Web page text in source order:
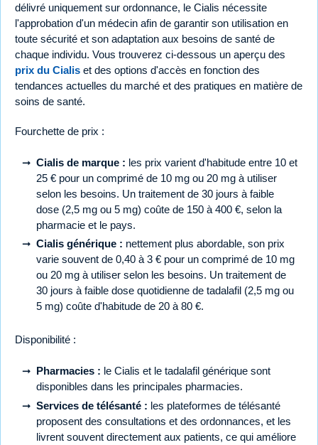
délivré uniquement sur ordonnance, le Cialis nécessite
l'approbation d'un médecin afin de garantir son utilisation en
toute sécurité et son adaptation aux besoins de santé de
chaque individu. Vous trouverez ci-dessous un aperçu des
prix du Cialis et des options d'accès en fonction des
tendances actuelles du marché et des pratiques en matière de
soins de santé.
Fourchette de prix :
Cialis de marque : les prix varient d'habitude entre 10 et
25 € pour un comprimé de 10 mg ou 20 mg à utiliser
selon les besoins. Un traitement de 30 jours à faible
dose (2,5 mg ou 5 mg) coûte de 150 à 400 €, selon la
pharmacie et le pays.
Cialis générique : nettement plus abordable, son prix
varie souvent de 0,40 à 3 € pour un comprimé de 10 mg
ou 20 mg à utiliser selon les besoins. Un traitement de
30 jours à faible dose quotidienne de tadalafil (2,5 mg ou
5 mg) coûte d'habitude de 20 à 80 €.
Disponibilité :
Pharmacies : le Cialis et le tadalafil générique sont
disponibles dans les principales pharmacies.
Services de télésanté : les plateformes de télésanté
proposent des consultations et des ordonnances, et les
livrent souvent directement aux patients, ce qui améliore